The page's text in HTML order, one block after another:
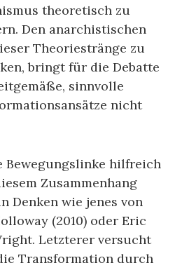
theoretisch zu
Den anarchistischen
Theoriestränge zu
bringt für die Debatte
sinnvolle
nicht
Bewegungslinke hilfreich
Zusammenhang
Denken wie jenes von
(2010) oder Eric
Letzterer versucht
Transformation durch